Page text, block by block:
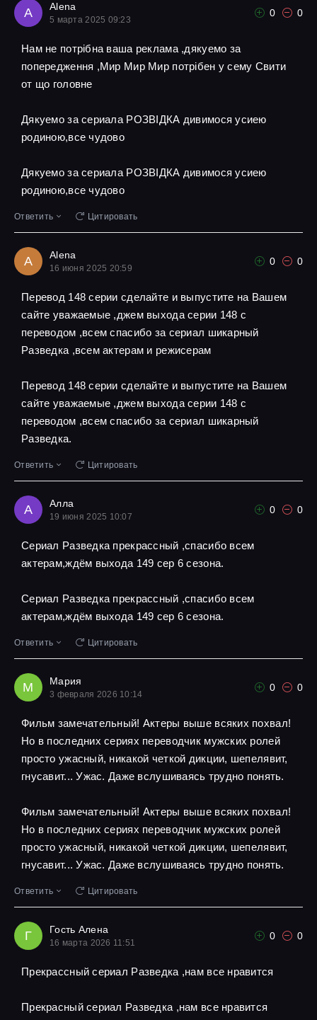
A Alena
5 марта 2025 09:23
0 0
Нам не потрібна ваша реклама ,дякуемо за
попередження ,Мир Мир Мир потрібен у сему Свити
от що головне
Дякуемо за сериала РОЗВІДКА дивимося усиею
родиною,все чудово
Дякуемо за сериала РОЗВІДКА дивимося усиею
родиною,все чудово
Ответить Цитировать
A Alena
16 июня 2025 20:59
0 0
Перевод 148 серии сделайте и выпустите на Вашем
сайте уважаемые ,джем выхода серии 148 с
переводом ,всем спасибо за сериал шикарный
Разведка ,всем актерам и режисерам
Перевод 148 серии сделайте и выпустите на Вашем
сайте уважаемые ,джем выхода серии 148 с
переводом ,всем спасибо за сериал шикарный
Разведка.
Ответить Цитировать
А Алла
19 июня 2025 10:07
0 0
Сериал Разведка прекрассный ,спасибо всем
актерам,ждём выхода 149 сер 6 сезона.
Сериал Разведка прекрассный ,спасибо всем
актерам,ждём выхода 149 сер 6 сезона.
Ответить Цитировать
М Мария
3 февраля 2026 10:14
0 0
Фильм замечательный! Актеры выше всяких похвал!
Но в последних сериях переводчик мужских ролей
просто ужасный, никакой четкой дикции, шепелявит,
гнусавит... Ужас. Даже вслушиваясь трудно понять.
Фильм замечательный! Актеры выше всяких похвал!
Но в последних сериях переводчик мужских ролей
просто ужасный, никакой четкой дикции, шепелявит,
гнусавит... Ужас. Даже вслушиваясь трудно понять.
Ответить Цитировать
Г Гость Алена
16 марта 2026 11:51
0 0
Прекрассный сериал Разведка ,нам все нравится
Прекрасный сериал Разведка ,нам все нравится